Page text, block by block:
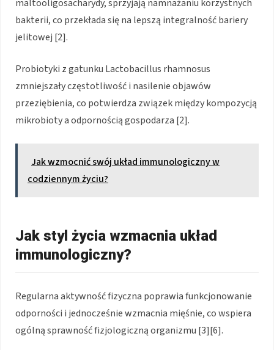
maltooligosacharydy, sprzyjają namnażaniu korzystnych
bakterii, co przekłada się na lepszą integralność bariery
jelitowej [2].
Probiotyki z gatunku Lactobacillus rhamnosus
zmniejszały częstotliwość i nasilenie objawów
przeziębienia, co potwierdza związek między kompozycją
mikrobioty a odpornością gospodarza [2].
Jak wzmocnić swój układ immunologiczny w
codziennym życiu?
Jak styl życia wzmacnia układ
immunologiczny?
Regularna aktywność fizyczna poprawia funkcjonowanie
odporności i jednocześnie wzmacnia mięśnie, co wspiera
ogólną sprawność fizjologiczną organizmu [3][6].